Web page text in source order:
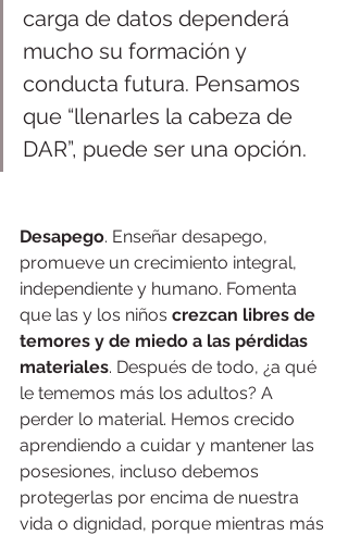
carga de datos dependerá
mucho su formación y
conducta futura. Pensamos
que “llenarles la cabeza de
DAR”, puede ser una opción.
Desapego. Enseñar desapego,
promueve un crecimiento integral,
independiente y humano. Fomenta
que las y los niños crezcan libres de
temores y de miedo a las pérdidas
materiales. Después de todo, ¿a qué
le tememos más los adultos? A
perder lo material. Hemos crecido
aprendiendo a cuidar y mantener las
posesiones, incluso debemos
protegerlas por encima de nuestra
vida o dignidad, porque mientras más